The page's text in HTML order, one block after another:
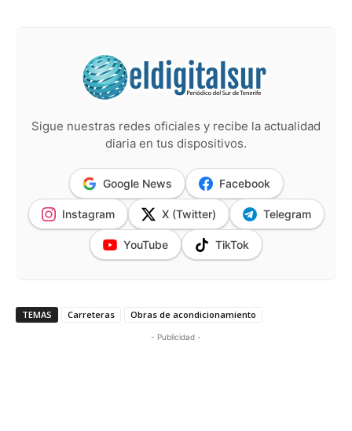
Sigue nuestras redes oficiales y recibe la actualidad
diaria en tus dispositivos.
Google News Facebook
Instagram X (Twitter) Telegram
YouTube TikTok
TEMAS Carreteras Obras de acondicionamiento
- Publicidad -